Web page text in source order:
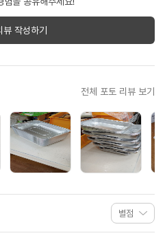
작성하기
전체 포토 리뷰 보기